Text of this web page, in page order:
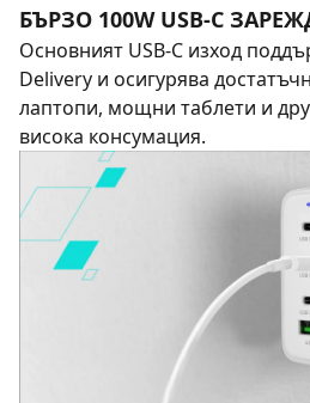
БЪРЗО 100W USB-C
Основният USB-C изход
Delivery и осигурява
лаптопи, мощни таблети и
висока консумация.